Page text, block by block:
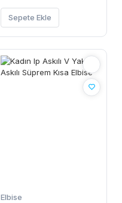
Sepete Ekle
Elbise